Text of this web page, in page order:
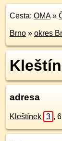
Cesta: OMA»
Brno » okres
adresa
Kleštínek 3 ,